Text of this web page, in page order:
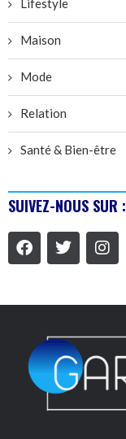
Lifestyle
Maison
Mode
Relation
Santé & Bien-être
SUIVEZ-NOUS SUR :